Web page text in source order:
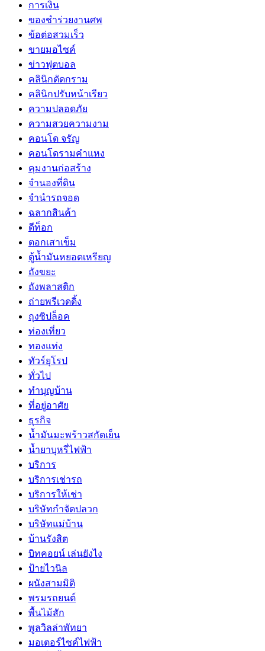
การเงิน
ของชำร่วยงานศพ
ข้อต่อสวมเร็ว
ขายมอไซค์
ข่าวฟุตบอล
คลินิกตัดกราม
คลินิกปรับหน้าเรียว
ความปลอดภัย
ความสวยความงาม
คอนโด จรัญ
คอนโดรามคำแหง
คุมงานก่อสร้าง
จำนองที่ดิน
จำนำรถจอด
ฉลากสินค้า
ดีท็อก
ตอกเสาเข็ม
ตู้น้ำมันหยอดเหรียญ
ถังขยะ
ถังพลาสติก
ถ่ายพรีเวดดิ้ง
ถุงซิปล็อค
ท่องเที่ยว
ทองแท่ง
ทัวร์ยุโรป
ทั่วไป
ทำบุญบ้าน
ที่อยู่อาศัย
ธุรกิจ
น้ำมันมะพร้าวสกัดเย็น
น้ำยาบุหรี่ไฟฟ้า
บริการ
บริการเช่ารถ
บริการให้เช่า
บริษัทกำจัดปลวก
บริษัทแม่บ้าน
บ้านรังสิต
บิทคอยน์ เล่นยังไง
ป้ายไวนิล
ผนังสามมิติ
พรมรถยนต์
พื้นไม้สัก
พูลวิลล่าพัทยา
มอเตอร์ไซค์ไฟฟ้า